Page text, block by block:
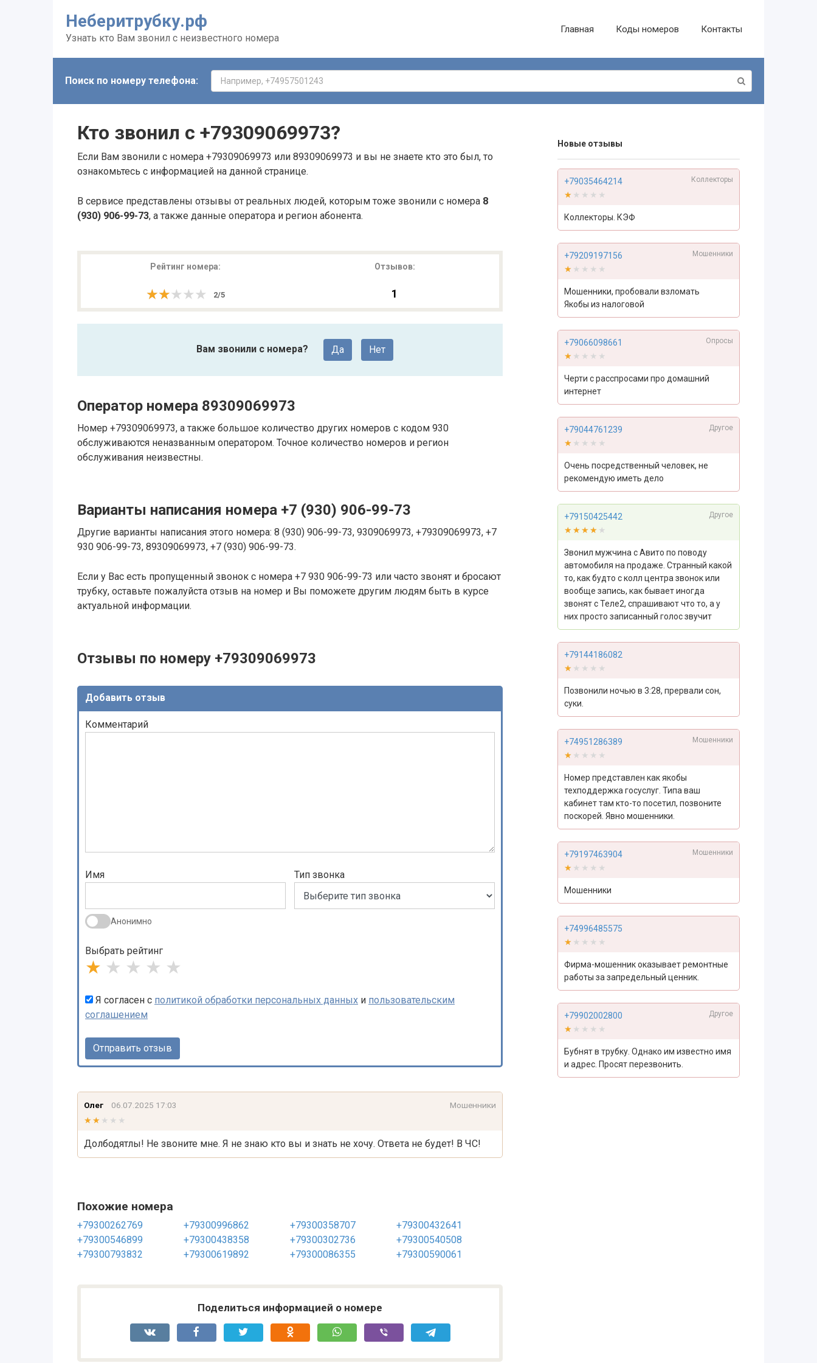
Неберитрубку.рф
Узнать кто Вам звонил с неизвестного номера
Главная Коды номеров Контакты
Поиск по номеру телефона:
Кто звонил с +79309069973?
Если Вам звонили с номера +79309069973 или 89309069973 и вы не знаете кто это был, то
ознакомьтесь с информацией на данной странице.
В сервисе представлены отзывы от реальных людей, которым тоже звонили с номера 8
(930) 906-99-73, а также данные оператора и регион абонента.
Рейтинг номера:
★★★★★
★★★★★ 2/5
Отзывов:
1
Вам звонили с номера? Да Нет
Оператор номера 89309069973
Номер +79309069973, а также большое количество других номеров с кодом 930
обслуживаются неназванным оператором. Точное количество номеров и регион
обслуживания неизвестны.
Варианты написания номера +7 (930) 906-99-73
Другие варианты написания этого номера: 8 (930) 906-99-73, 9309069973, +79309069973, +7
930 906-99-73, 89309069973, +7 (930) 906-99-73.
Если у Вас есть пропущенный звонок с номера +7 930 906-99-73 или часто звонят и бросают
трубку, оставьте пожалуйста отзыв на номер и Вы поможете другим людям быть в курсе
актуальной информации.
Отзывы по номеру +79309069973
Добавить отзыв
Комментарий
Имя
Анонимно
Тип звонка
Выбрать рейтинг
★ ★ ★ ★ ★
Я согласен с политикой обработки персональных данных и пользовательским
соглашением
Олег 06.07.2025 17:03
Мошенники
★★★★★
★★★★★
Долбодятлы! Не звоните мне. Я не знаю кто вы и знать не хочу. Ответа не будет! В ЧС!
Похожие номера
+79300262769 +79300996862 +79300358707
+79300432641
+79300546899
+79300438358 +79300302736
+79300540508
+79300793832
+79300619892 +79300086355 +79300590061
Поделиться информацией о номере
Новые отзывы
+79035464214 Коллекторы
★★★★★
★★★★★
Коллекторы. КЭФ
+79209197156 Мошенники
★★★★★
★★★★★
Мошенники, пробовали взломать
Якобы из налоговой
+79066098661 Опросы
★★★★★
★★★★★
Черти с расспросами про домашний
интернет
+79044761239 Другое
★★★★★
★★★★★
Очень посредственный человек, не
рекомендую иметь дело
+79150425442 Другое
★★★★★
★★★★★
Звонил мужчина с Авито по поводу
автомобиля на продаже. Странный какой
то, как будто с колл центра звонок или
вообще запись, как бывает иногда
звонят с Теле2, спрашивают что то, а у
них просто записанный голос звучит
+79144186082
★★★★★
★★★★★
Позвонили ночью в 3:28, прервали сон,
суки.
+74951286389 Мошенники
★★★★★
★★★★★
Номер представлен как якобы
техподдержка госуслуг. Типа ваш
кабинет там кто-то посетил, позвоните
поскорей. Явно мошенники.
+79197463904 Мошенники
★★★★★
★★★★★
Мошенники
+74996485575
★★★★★
★★★★★
Фирма-мошенник оказывает ремонтные
работы за запредельный ценник.
+79902002800 Другое
★★★★★
★★★★★
Бубнят в трубку. Однако им известно имя
и адрес. Просят перезвонить.